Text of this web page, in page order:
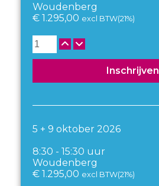
Woudenberg
€ 1.295,00 excl BTW(21%)
Aantal
Inschrijven
5 + 9 oktober 2026
8:30 - 15:30 uur
Woudenberg
€ 1.295,00 excl BTW(21%)